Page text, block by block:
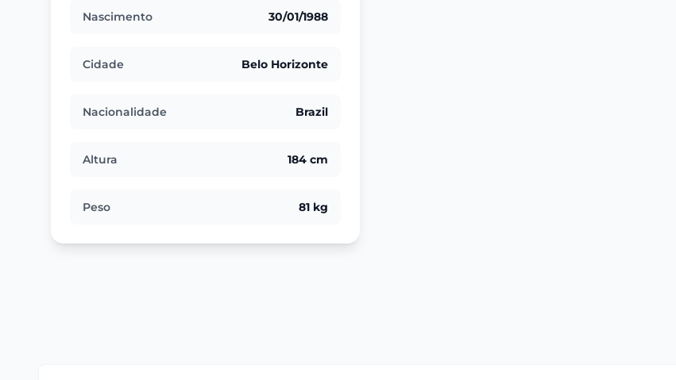
Nascimento 30/01/1988
Cidade Belo Horizonte
Nacionalidade Brazil
Altura 184 cm
Peso 81 kg